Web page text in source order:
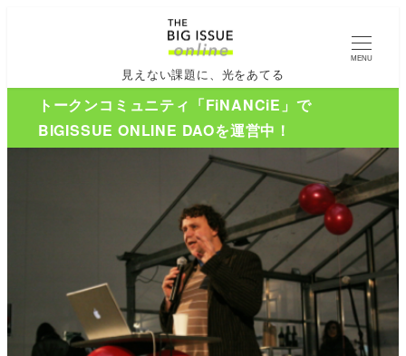
見えない課題に、光をあてる
MENU
トークンコミュニティ「FiNANCiE」で
BIGISSUE ONLINE DAOを運営中！